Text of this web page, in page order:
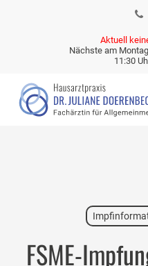
Aktuell
Nächste am
11:30
FSME-